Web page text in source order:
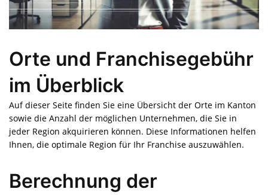
Orte und Franchisegebühr
im Überblick
Auf dieser Seite finden Sie eine Übersicht der Orte im Kanton
sowie die Anzahl der möglichen Unternehmen, die Sie in
jeder Region akquirieren können. Diese Informationen helfen
Ihnen, die optimale Region für Ihr Franchise auszuwählen.
Berechnung der